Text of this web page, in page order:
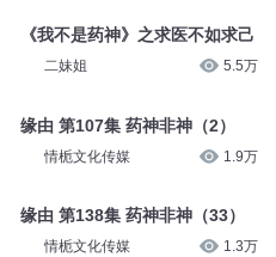
《我不是药神》之求医不如求己
二妹姐 5.5万
缘由 第107集 药神非神（2）
情栀文化传媒 1.9万
缘由 第138集 药神非神（33）
情栀文化传媒 1.3万